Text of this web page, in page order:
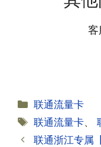
早上才可以
·2.激活成功
答:下载对应
APP,进行登
业厅都可以;
信大部分都
资料都有详
分
类
联通流量卡
标
签
联通流量卡、
联通浙江专属